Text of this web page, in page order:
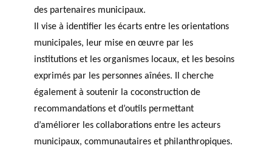
des partenaires municipaux.
Il vise à identifier les écarts entre les orientations
municipales, leur mise en œuvre par les
institutions et les organismes locaux, et les besoins
exprimés par les personnes aînées. Il cherche
également à soutenir la coconstruction de
recommandations et d’outils permettant
d’améliorer les collaborations entre les acteurs
municipaux, communautaires et philanthropiques.